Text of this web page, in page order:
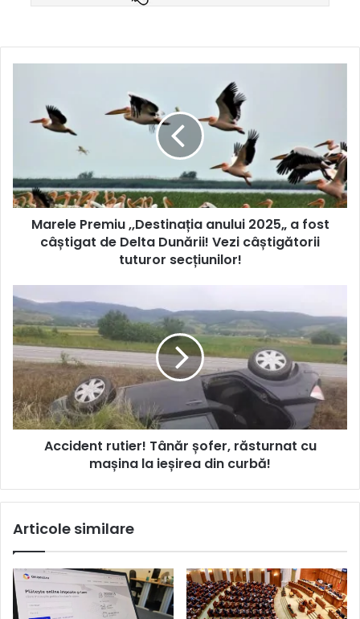
Marele Premiu ,,Destinația anului 2025„ a fost
câștigat de Delta Dunării! Vezi câștigătorii
tuturor secțiunilor!
Accident rutier! Tânăr șofer, răsturnat cu
mașina la ieșirea din curbă!
Articole similare